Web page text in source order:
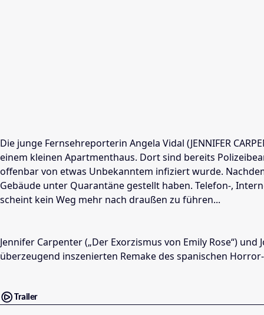
Die junge Fernsehreporterin Angela Vidal (JENNIFER
einem kleinen Apartmenthaus. Dort sind bereits
offenbar von etwas Unbekanntem infiziert wurde.
Gebäude unter Quarantäne gestellt haben. Telefon-,
scheint kein Weg mehr nach draußen zu führen...
Jennifer Carpenter („Der Exorzismus von Emily Rose“)
überzeugend inszenierten Remake des spanischen Horror-
Trailer